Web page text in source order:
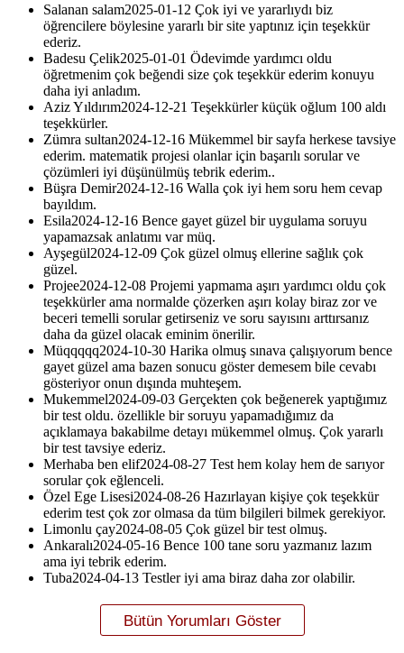
Salanan salam2025-01-12 Çok iyi ve yararlıydı biz
öğrencilere böylesine yararlı bir site yaptınız için teşekkür
ederiz.
Badesu Çelik2025-01-01 Ödevimde yardımcı oldu
öğretmenim çok beğendi size çok teşekkür ederim konuyu
daha iyi anladım.
Aziz Yıldırım2024-12-21 Teşekkürler küçük oğlum 100 aldı
teşekkürler.
Zümra sultan2024-12-16 Mükemmel bir sayfa herkese tavsiye
ederim. matematik projesi olanlar için başarılı sorular ve
çözümleri iyi düşünülmüş tebrik ederim..
Büşra Demir2024-12-16 Walla çok iyi hem soru hem cevap
bayıldım.
Esila2024-12-16 Bence gayet güzel bir uygulama soruyu
yapamazsak anlatımı var müq.
Ayşegül2024-12-09 Çok güzel olmuş ellerine sağlık çok
güzel.
Projee2024-12-08 Projemi yapmama aşırı yardımcı oldu çok
teşekkürler ama normalde çözerken aşırı kolay biraz zor ve
beceri temelli sorular getirseniz ve soru sayısını arttırsanız
daha da güzel olacak eminim önerilir.
Müqqqqq2024-10-30 Harika olmuş sınava çalışıyorum bence
gayet güzel ama bazen sonucu göster demesem bile cevabı
gösteriyor onun dışında muhteşem.
Mukemmel2024-09-03 Gerçekten çok beğenerek yaptığımız
bir test oldu. özellikle bir soruyu yapamadığımız da
açıklamaya bakabilme detayı mükemmel olmuş. Çok yararlı
bir test tavsiye ederiz.
Merhaba ben elif2024-08-27 Test hem kolay hem de sarıyor
sorular çok eğlenceli.
Özel Ege Lisesi2024-08-26 Hazırlayan kişiye çok teşekkür
ederim test çok zor olmasa da tüm bilgileri bilmek gerekiyor.
Limonlu çay2024-08-05 Çok güzel bir test olmuş.
Ankaralı2024-05-16 Bence 100 tane soru yazmanız lazım
ama iyi tebrik ederim.
Tuba2024-04-13 Testler iyi ama biraz daha zor olabilir.